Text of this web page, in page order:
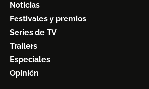
Noticias
Festivales y premios
Series de TV
Trailers
Especiales
Opinión